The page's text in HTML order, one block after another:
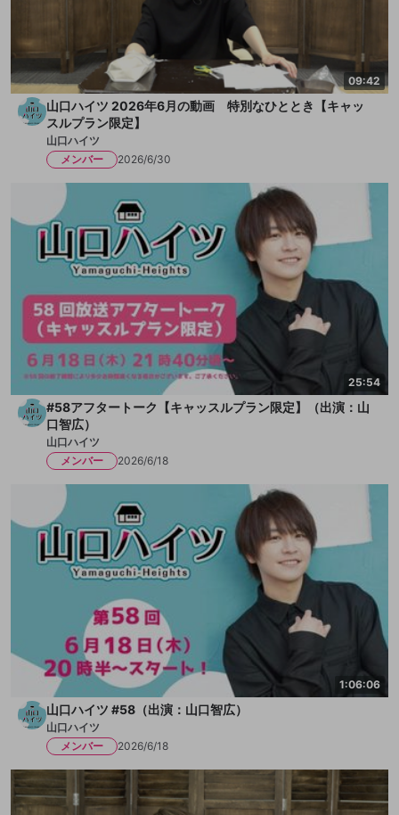
09:42
山口ハイツ 2026年6月の動画 特別なひととき【キャッ
スルプラン限定】
山口ハイツ
メンバー
2026/6/30
25:54
#58アフタートーク【キャッスルプラン限定】（出演：山
口智広）
山口ハイツ
メンバー
2026/6/18
1:06:06
山口ハイツ #58（出演：山口智広）
山口ハイツ
メンバー
2026/6/18